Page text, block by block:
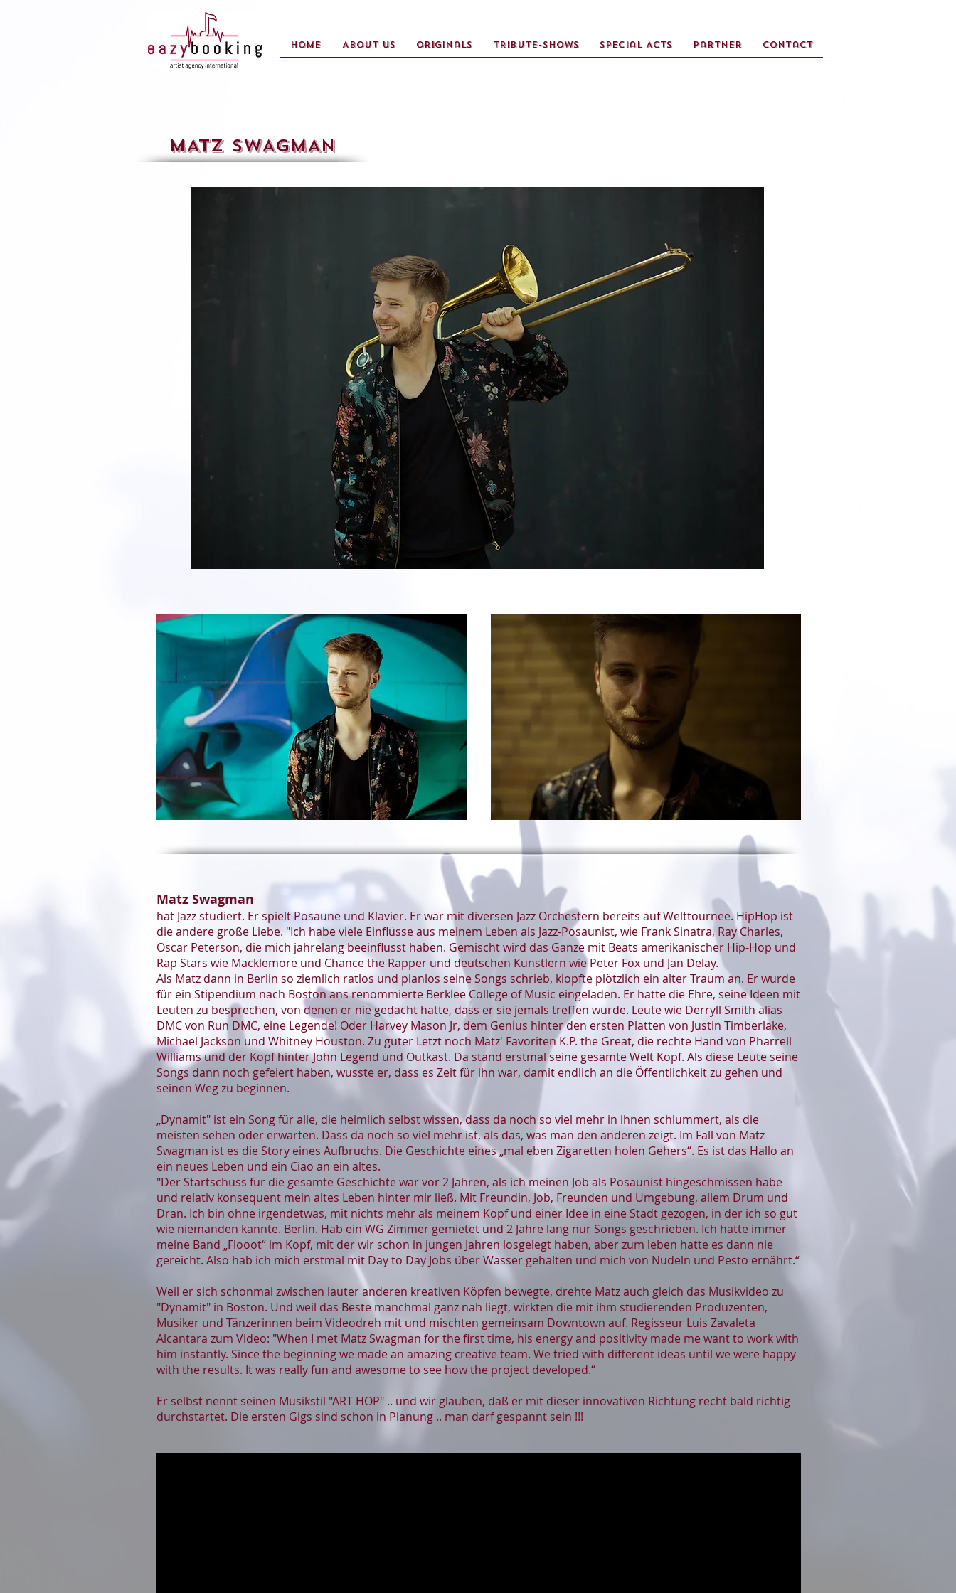
Home About us Originals Tribute-Shows Special Acts Partner Contact
MATZ SWAGMAN
Matz Swagman
hat Jazz studiert. Er spielt Posaune und Klavier. Er war mit diversen Jazz Orchestern bereits auf Welttournee. HipHop ist
die andere große Liebe. "Ich habe viele Einflüsse aus meinem Leben als Jazz-Posaunist, wie Frank Sinatra, Ray Charles,
Oscar Peterson, die mich jahrelang beeinflusst haben. Gemischt wird das Ganze mit Beats amerikanischer Hip-Hop und
Rap Stars wie Macklemore und Chance the Rapper und deutschen Künstlern wie Peter Fox und Jan Delay.
Als Matz dann in Berlin so ziemlich ratlos und planlos seine Songs schrieb, klopfte plötzlich ein alter Traum an. Er wurde
für ein Stipendium nach Boston ans renommierte Berklee College of Music eingeladen. Er hatte die Ehre, seine Ideen mit
Leuten zu besprechen, von denen er nie gedacht hätte, dass er sie jemals treffen würde. Leute wie Derryll Smith alias
DMC von Run DMC, eine Legende! Oder Harvey Mason Jr, dem Genius hinter den ersten Platten von Justin Timberlake,
Michael Jackson und Whitney Houston. Zu guter Letzt noch Matz' Favoriten K.P. the Great, die rechte Hand von Pharrell
Williams und der Kopf hinter John Legend und Outkast. Da stand erstmal seine gesamte Welt Kopf. Als diese Leute seine
Songs dann noch gefeiert haben, wusste er, dass es Zeit für ihn war, damit endlich an die Öffentlichkeit zu gehen und
seinen Weg zu beginnen.
„Dynamit" ist ein Song für alle, die heimlich selbst wissen, dass da noch so viel mehr in ihnen schlummert, als die
meisten sehen oder erwarten. Dass da noch so viel mehr ist, als das, was man den anderen zeigt. Im Fall von Matz
Swagman ist es die Story eines Aufbruchs. Die Geschichte eines „mal eben Zigaretten holen Gehers“. Es ist das Hallo an
ein neues Leben und ein Ciao an ein altes.
"Der Startschuss für die gesamte Geschichte war vor 2 Jahren, als ich meinen Job als Posaunist hingeschmissen habe
und relativ konsequent mein altes Leben hinter mir ließ. Mit Freundin, Job, Freunden und Umgebung, allem Drum und
Dran. Ich bin ohne irgendetwas, mit nichts mehr als meinem Kopf und einer Idee in eine Stadt gezogen, in der ich so gut
wie niemanden kannte. Berlin. Hab ein WG Zimmer gemietet und 2 Jahre lang nur Songs geschrieben. Ich hatte immer
meine Band „Flooot“ im Kopf, mit der wir schon in jungen Jahren losgelegt haben, aber zum leben hatte es dann nie
gereicht. Also hab ich mich erstmal mit Day to Day Jobs über Wasser gehalten und mich von Nudeln und Pesto ernährt.“
Weil er sich schonmal zwischen lauter anderen kreativen Köpfen bewegte, drehte Matz auch gleich das Musikvideo zu
"Dynamit" in Boston. Und weil das Beste manchmal ganz nah liegt, wirkten die mit ihm studierenden Produzenten,
Musiker und Tänzerinnen beim Videodreh mit und mischten gemeinsam Downtown auf. Regisseur Luis Zavaleta
Alcantara zum Video: "When I met Matz Swagman for the first time, his energy and positivity made me want to work with
him instantly. Since the beginning we made an amazing creative team. We tried with different ideas until we were happy
with the results. It was really fun and awesome to see how the project developed.“
Er selbst nennt seinen Musikstil "ART HOP" .. und wir glauben, daß er mit dieser innovativen Richtung recht bald richtig
durchstartet. Die ersten Gigs sind schon in Planung .. man darf gespannt sein !!!